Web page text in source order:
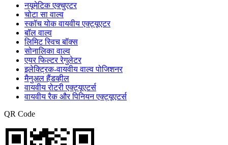
नयूमेटिक एक्चुएटर
चोटा सा वाल्व
स्कॉच योक वायवीय एक्ट्यूएटर
बॉल वाल्व
लिमिट स्विच बॉक्स
सोनालिका वाल्व
एयर फिल्टर रेगुलेटर
इलेक्ट्रिक-वायवीय वाल्व पोजिशनर
मैनुअल हैंडव्हील
वायवीय रोटरी एक्ट्यूएटर्स
वायवीय रैक और पिनियन एक्ट्यूएटर्स
QR Code